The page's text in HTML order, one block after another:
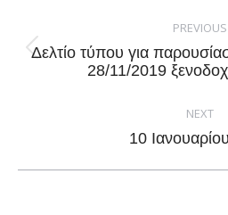
navigation
PREVIOUS
post:
Δελτίο τύπου για
28/11/2019
NEXT
Next
10